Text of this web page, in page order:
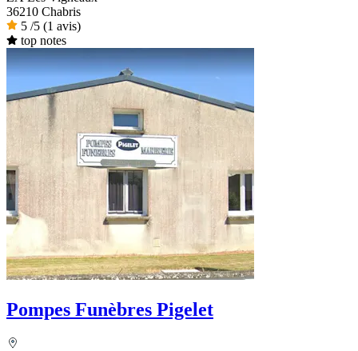
36210 Chabris
5 /5 (1 avis)
top notes
Pompes Funèbres Pigelet